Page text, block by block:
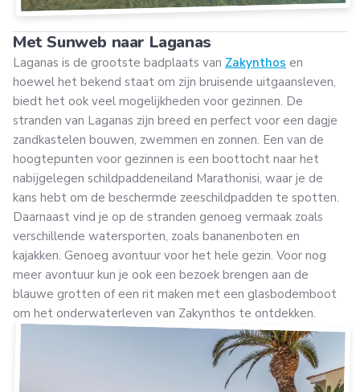
Met Sunweb naar Laganas
Laganas is de grootste badplaats van Zakynthos en
hoewel het bekend staat om zijn bruisende uitgaansleven,
biedt het ook veel mogelijkheden voor gezinnen. De
stranden van Laganas zijn breed en perfect voor een dagje
zandkastelen bouwen, zwemmen en zonnen. Een van de
hoogtepunten voor gezinnen is een boottocht naar het
nabijgelegen schildpaddeneiland Marathonisi, waar je de
kans hebt om de beschermde zeeschildpadden te spotten.
Daarnaast vind je op de stranden genoeg vermaak zoals
verschillende watersporten, zoals bananenboten en
kajakken. Genoeg avontuur voor het hele gezin. Voor nog
meer avontuur kun je ook een bezoek brengen aan de
blauwe grotten of een rit maken met een glasbodemboot
om het onderwaterleven van Zakynthos te ontdekken.